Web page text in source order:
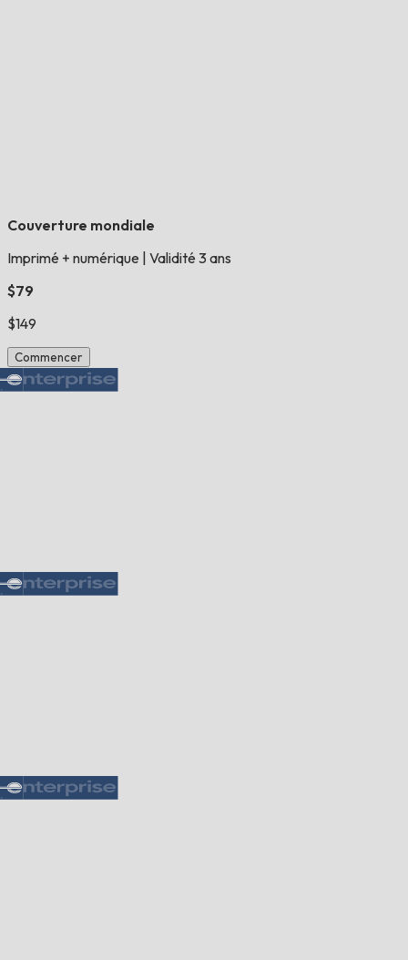
Couverture mondiale
Imprimé + numérique Validité 3 ans
$79
$149
Commencer